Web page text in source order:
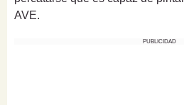
AVE.
PUBLICIDAD